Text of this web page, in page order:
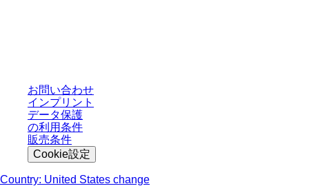
お問い合わせ
インプリント
データ保護
の利用条件
販売条件
Cookie設定
Country: United States change